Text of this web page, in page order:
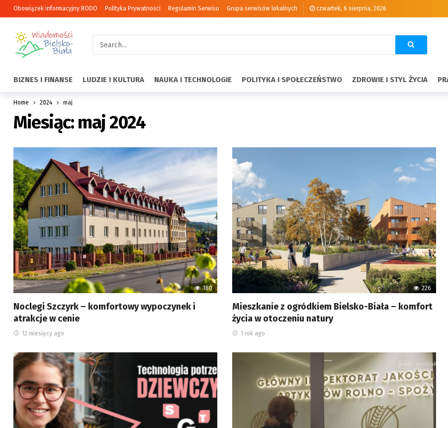
Obowiązek informacyjny RODO Polityka Prywatności Regulamin Serwisu Grupa serwisów lokalnych czwartek, 6 sierpnia, 2026
BIZNES I FINANSE LUDZIE I KULTURA NAUKA I TECHNOLOGIE POLITYKA I SPOŁECZEŃSTWO ZDROWIE I STYL ŻYCIA
Home 2024 maj
Miesiąc: maj 2024
180
Noclegi Szczyrk – komfortowy wypoczynek i
atrakcje w cenie
12 miesięcy ago
226
Mieszkanie z ogródkiem Bielsko-Biała – komfort
życia w otoczeniu natury
1 rok ago